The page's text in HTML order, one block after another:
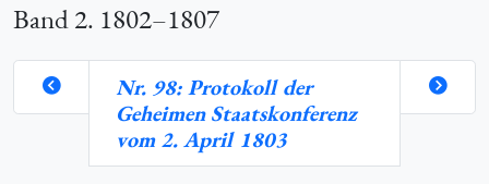
Band 2. 1802–1807
Nr. 98: Protokoll der
Geheimen Staatskonferenz
vom 2. April 1803